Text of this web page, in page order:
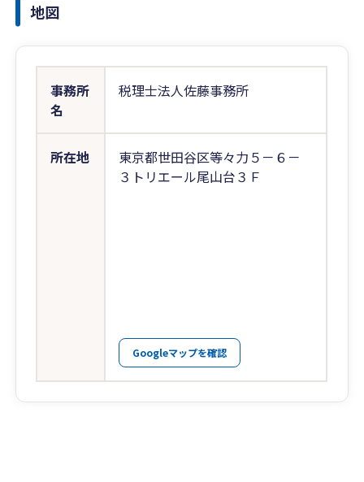
地図
事務所
名
税理士法人佐藤事務所
所在地
東京都世田谷区等々力５－６－
３トリエール尾山台３Ｆ
Googleマップを確認